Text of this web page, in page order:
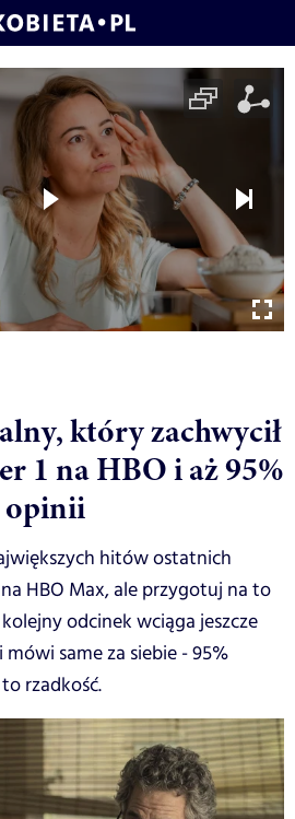
który zachwycił
1 na HBO i aż 95%
opinii
hitów ostatnich
HBO Max, ale przygotuj na to
odcinek wciąga jeszcze
same za siebie - 95%
rzadkość.